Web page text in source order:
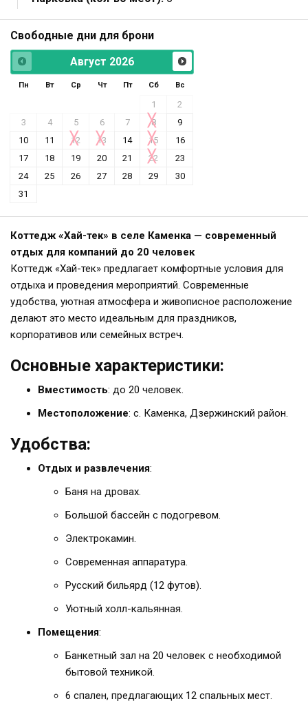
Свободные дни для брони
Август 2026
Пн Вт Ср Чт Пт Сб Вс
1
2
3
4 5 6 7 8
9
10
11 12 13 14 15
16
17
18 19 20 21 22
23
24
25 26 27 28 29
30
31
Коттедж «Хай-тек» в селе Каменка — современный
отдых для компаний до 20 человек
Коттедж «Хай-тек» предлагает комфортные условия для
отдыха и проведения мероприятий. Современные
удобства, уютная атмосфера и живописное расположение
делают это место идеальным для праздников,
корпоративов или семейных встреч.
Основные характеристики:
Вместимость: до 20 человек.
Местоположение: с. Каменка, Дзержинский район.
Удобства:
Отдых и развлечения:
Баня на дровах.
Большой бассейн с подогревом.
Электрокамин.
Современная аппаратура.
Русский бильярд (12 футов).
Уютный холл-кальянная.
Помещения:
Банкетный зал на 20 человек с необходимой
бытовой техникой.
6 спален, предлагающих 12 спальных мест.